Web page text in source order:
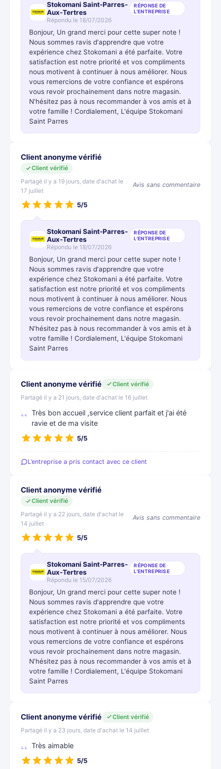
Stokomani Saint-Parres-
Aux-Tertres
RÉPONSE DE
L'ENTREPRISE
Répondu le 18/07/2026
Bonjour, Un grand merci pour cette super note !
Nous sommes ravis d'apprendre que votre
expérience chez Stokomani a été parfaite. Votre
satisfaction est notre priorité et vos compliments
nous motivent à continuer à nous améliorer. Nous
vous remercions de votre confiance et espérons
vous revoir prochainement dans notre magasin.
N'hésitez pas à nous recommander à vos amis et à
votre famille ! Cordialement, L'équipe Stokomani
Saint Parres
Client anonyme vérifié
Client vérifié
Partagé il y a 19 jours, date d'achat le
17 juillet
Avis sans commentaire
5/5
Stokomani Saint-Parres-
Aux-Tertres
RÉPONSE DE
L'ENTREPRISE
Répondu le 18/07/2026
Bonjour, Un grand merci pour cette super note !
Nous sommes ravis d'apprendre que votre
expérience chez Stokomani a été parfaite. Votre
satisfaction est notre priorité et vos compliments
nous motivent à continuer à nous améliorer. Nous
vous remercions de votre confiance et espérons
vous revoir prochainement dans notre magasin.
N'hésitez pas à nous recommander à vos amis et à
votre famille ! Cordialement, L'équipe Stokomani
Saint Parres
Client anonyme vérifié
Client vérifié
Partagé il y a 21 jours, date d'achat le 16 juillet
Très bon accueil ,service client parfait et j'ai été
ravie et de ma visite
5/5
L’entreprise a pris contact avec ce client
Client anonyme vérifié
Client vérifié
Partagé il y a 22 jours, date d'achat le
14 juillet
Avis sans commentaire
5/5
Stokomani Saint-Parres-
Aux-Tertres
RÉPONSE DE
L'ENTREPRISE
Répondu le 15/07/2026
Bonjour, Un grand merci pour cette super note !
Nous sommes ravis d'apprendre que votre
expérience chez Stokomani a été parfaite. Votre
satisfaction est notre priorité et vos compliments
nous motivent à continuer à nous améliorer. Nous
vous remercions de votre confiance et espérons
vous revoir prochainement dans notre magasin.
N'hésitez pas à nous recommander à vos amis et à
votre famille ! Cordialement, L'équipe Stokomani
Saint Parres
Client anonyme vérifié
Client vérifié
Partagé il y a 23 jours, date d'achat le 14 juillet
Très aimable
5/5